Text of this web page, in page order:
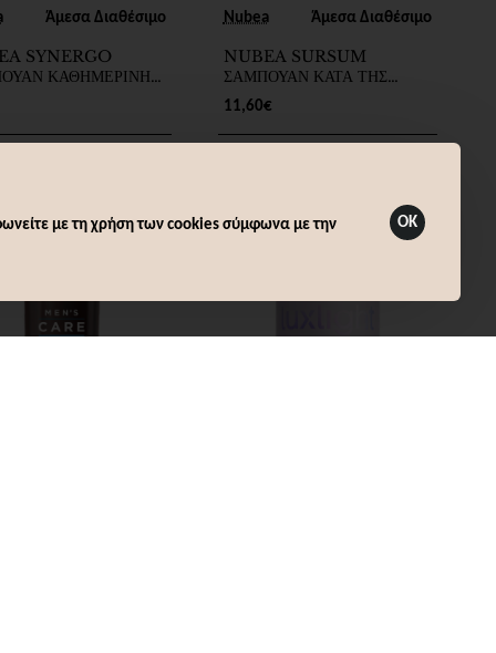
με τη χρήση των cookies σύμφωνα με την
OK
Άμεσα Διαθέσιμο
SYNERGO
ΚΑΘΗΜΕΡΙΝΗΣ
200ml
Nubea
Άμεσα Διαθέσιμο
NUBEA SURSUM
ΣΑΜΠΟΥΑΝ ΚΑΤΑ ΤΗΣ
ΤΡΙΧΟΠΤΩΣΗΣ 200ml
11,60€